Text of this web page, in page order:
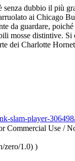
dubbio il più
ai Chicago
da guardare, poiché
mosse distintive. Si
dei Charlotte
slam-player-
zero/1.0) )